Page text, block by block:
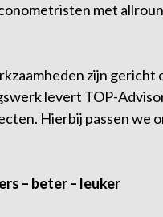
met
zijn gericht
levert TOP-
Hierbij passen we
– beter – leuker